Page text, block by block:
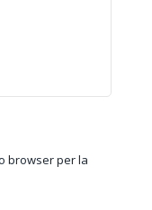
browser per la